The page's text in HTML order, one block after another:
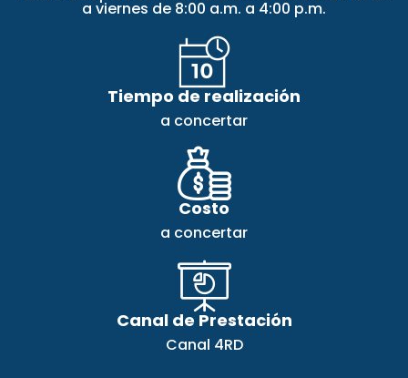
a viernes de 8:00 a.m. a 4:00 p.m.
Tiempo de realización
a concertar
Costo
a concertar
Canal de Prestación
Canal 4RD